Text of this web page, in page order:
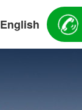
English